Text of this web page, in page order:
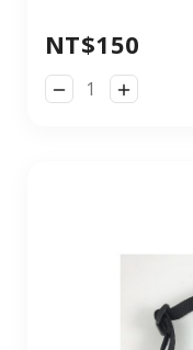
NT$150